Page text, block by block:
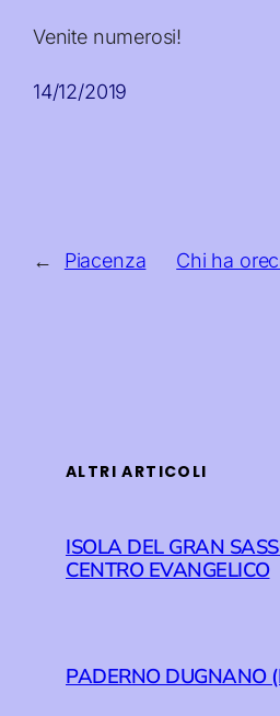
Venite numerosi!
14/12/2019
← Piacenza Chi ha
ALTRI ARTICOLI
ISOLA DEL GRAN
CENTRO EVANGELICO
PADERNO DUGNANO